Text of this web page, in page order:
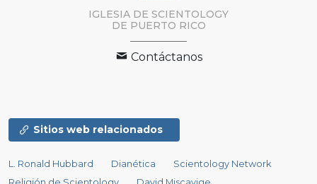
IGLESIA DE SCIENTOLOGY
DE PUERTO RICO
Contáctanos
Sitios web relacionados
L. Ronald Hubbard Dianética
Scientology Network